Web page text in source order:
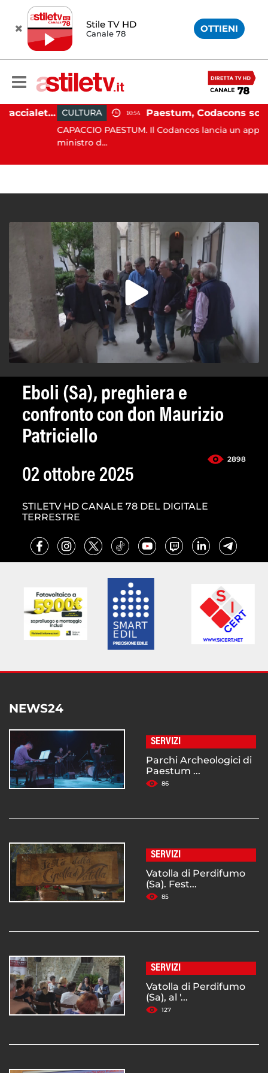
Stile TV HD
Canale 78 OTTIENI
Martina Carbonaro, braccialetto elettronico per i genitori della 14enne uccisa dall'ex CULTURA 10:54
CAPACCIO PAESTUM. Il Codancos lancia un appello al
ministro d...
Eboli (Sa), preghiera e
confronto con don Maurizio
Patriciello
2898
02 ottobre 2025
STILETV HD CANALE 78 DEL DIGITALE
TERRESTRE
NEWS24
SERVIZI
Parchi Archeologici di
Paestum ...
86
SERVIZI
Vatolla di Perdifumo
(Sa). Fest...
85
SERVIZI
Vatolla di Perdifumo
(Sa), al '...
127